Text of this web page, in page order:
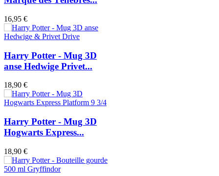
16,95 €
Harry Potter - Mug 3D
anse Hedwige Privet...
18,90 €
Harry Potter - Mug 3D
Hogwarts Express...
18,90 €